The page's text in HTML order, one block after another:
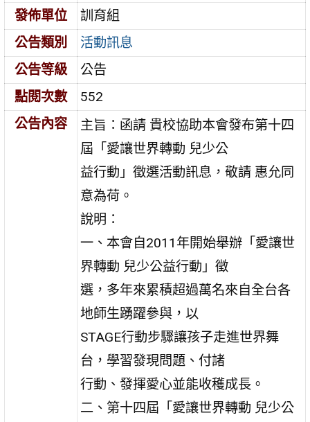
發佈單位
訓育組
公告類別
活動訊息
公告等級
公告
點閱次數
552
公告內容
主旨：函請 貴校協助本會發布第十四
屆「愛讓世界轉動 兒少公
益行動」徵選活動訊息，敬請 惠允同
意為荷。
說明：
一、本會自2011年開始舉辦「愛讓世
界轉動 兒少公益行動」徵
選，多年來累積超過萬名來自全台各
地師生踴躍參與，以
STAGE行動步驟讓孩子走進世界舞
台，學習發現問題、付諸
行動、發揮愛心並能收穫成長。
二、第十四屆「愛讓世界轉動 兒少公